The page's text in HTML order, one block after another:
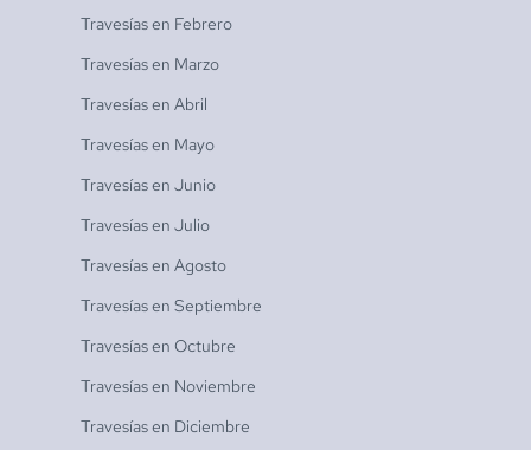
Travesías en Febrero
Travesías en Marzo
Travesías en Abril
Travesías en Mayo
Travesías en Junio
Travesías en Julio
Travesías en Agosto
Travesías en Septiembre
Travesías en Octubre
Travesías en Noviembre
Travesías en Diciembre